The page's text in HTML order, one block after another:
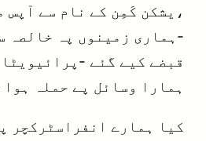
،یشکن کَمِن کے نام سے آپس
-ہماری زمینوں پہ خالصہ
قبضے کیے گئے -
ہمارا وسائل پے حملہ ہوا
کیا ہمارے انفراسٹرکچر